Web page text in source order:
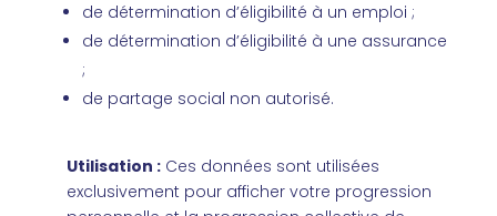
de détermination d’éligibilité à un emploi ;
de détermination d’éligibilité à une assurance
;
de partage social non autorisé.
Utilisation :Ces données sont utilisées
exclusivement pour afficher votre progression